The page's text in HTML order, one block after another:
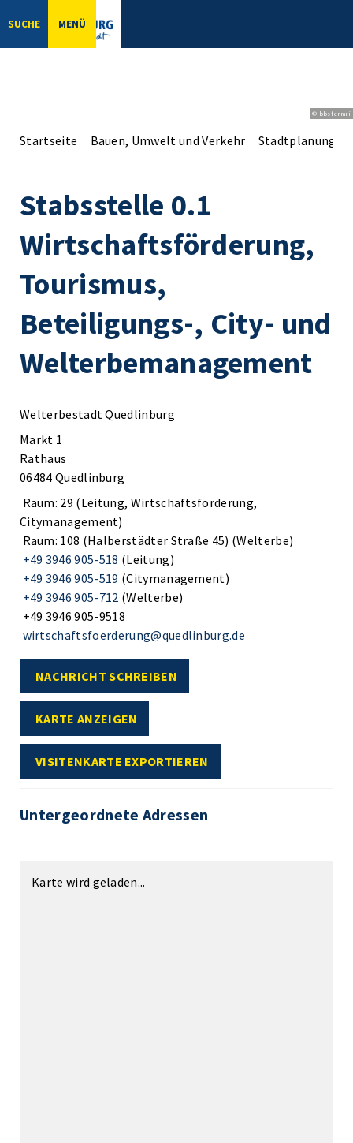
SUCHE MENÜ
© bbsferrari
Startseite Bauen, Umwelt und Verkehr Stadtplanung
Stabsstelle 0.1
Wirtschaftsförderung,
Tourismus,
Beteiligungs-, City- und
Welterbemanagement
Welterbestadt Quedlinburg
Markt 1
Rathaus
06484 Quedlinburg
Raum: 29 (Leitung, Wirtschaftsförderung,
Citymanagement)
Raum: 108 (Halberstädter Straße 45) (Welterbe)
+49 3946 905-518 (Leitung)
+49 3946 905-519 (Citymanagement)
+49 3946 905-712 (Welterbe)
+49 3946 905-9518
wirtschaftsfoerderung@quedlinburg.de
NACHRICHT SCHREIBEN
KARTE ANZEIGEN
VISITENKARTE EXPORTIEREN
Untergeordnete Adressen
Karte wird geladen...